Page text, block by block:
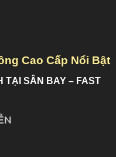
Cao Cấp Nổi Bật
TẠI SÂN BAY – FAST